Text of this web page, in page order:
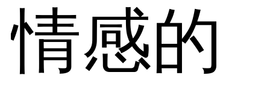
情感的